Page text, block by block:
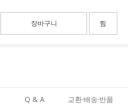
장바구니 찜
Q & A 교환·배송·반품